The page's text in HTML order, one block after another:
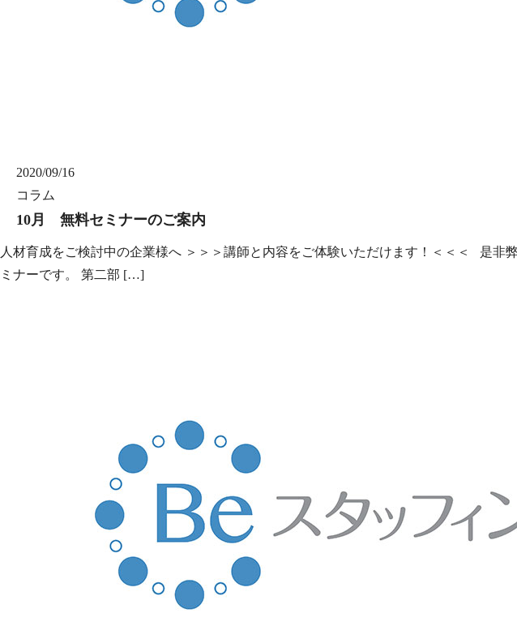
2020/09/16
コラム
10月 無料セミナーのご案内
人材育成をご検討中の企業様へ ＞＞＞講師と内容をご体験いただけます！＜＜＜ 是
ミナーです。 第二部 […]